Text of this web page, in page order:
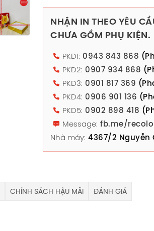
NHẬN IN THEO YÊU
CHƯA GỒM PHỤ KIỆN.
PKD1: 0943 843 868
PKD2: 0907 934 868
PKD3: 0901 817 369
PKD4: 0906 901 136
PKD5: 0902 898 418
Message: fb.me/
Nhà máy: 4367/2 Nguyễn
CHÍNH SÁCH HẬU MÃI ĐÁNH GIÁ